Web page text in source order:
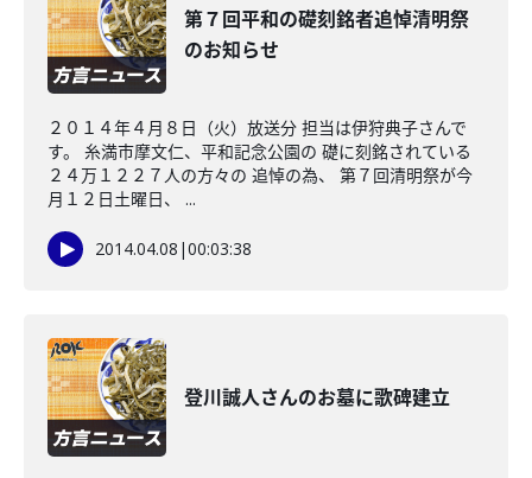
第７回平和の礎刻銘者追悼清明祭
のお知らせ
２０１４年４月８日（火）放送分 担当は伊狩典子さんで
す。 糸満市摩文仁、平和記念公園の 礎に刻銘されている
２４万１２２７人の方々の 追悼の為、 第７回清明祭が今
月１２日土曜日、 ...
2014.04.08 |00:03:38
登川誠人さんのお墓に歌碑建立